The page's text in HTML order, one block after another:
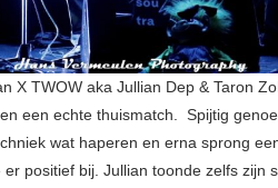
X TWOW aka Jullian Dep & Taron
een echte thuismatch. Spijtig
wat haperen en erna sprong
positief bij. Jullian toonde zelfs zijn